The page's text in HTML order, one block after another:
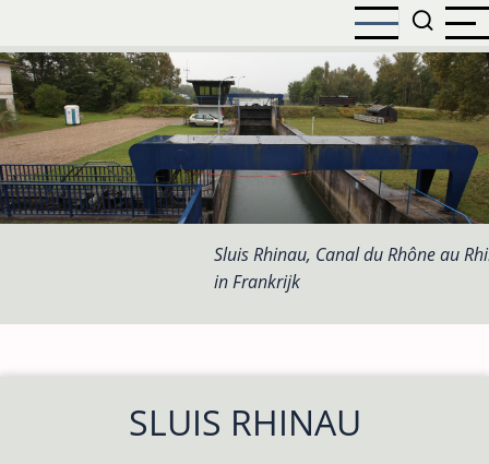
naar
de
inhoud
gaan
Sluis Rhinau, Canal du Rhône au
in Frankrijk
SLUIS RHINAU